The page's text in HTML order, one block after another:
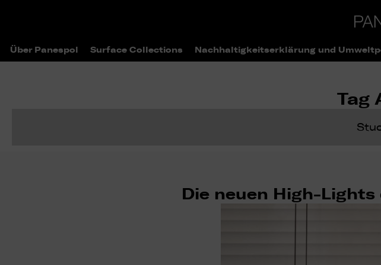
Über Panespol Surface Collections Nachhaltigkeitserklärung und
Tag
Die neuen High-Lights